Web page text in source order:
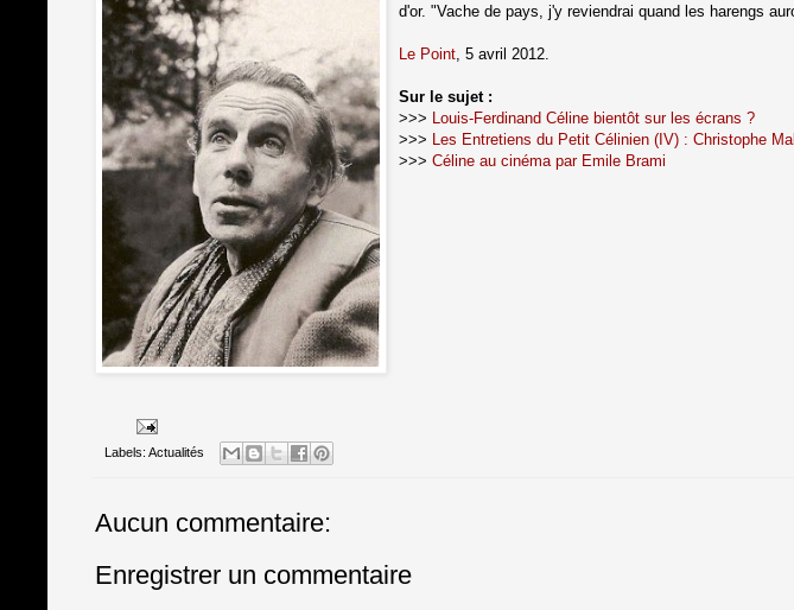
d'or. "Vache de pays, j'y reviendrai quand les harengs
Le Point , 5 avril 2012.
Sur le sujet :
>>>
Louis-Ferdinand Céline bientôt sur les écrans ?
>>>
Les Entretiens du Petit Célinien (IV) : Christophe
>>> Céline au cinéma par Emile Brami
Labels: Actualités
Aucun commentaire:
Enregistrer un commentaire